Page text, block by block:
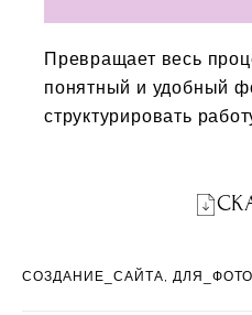
Превращает весь
понятный и удобный
структурировать
СОЗДАНИЕ_САЙТА